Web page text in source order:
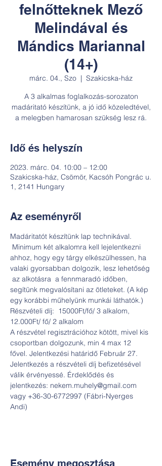
felnőtteknek Mező
Melindával és
Mándics Mariannal
(14+)
márc. 04., Szo
  |
Szakicska-ház
A 3 alkalmas foglalkozás-sorozaton
madáritató készítünk, a jó idő közeledtével,
a melegben hamarosan szükség lesz rá.
Idő és helyszín
2023. márc. 04. 10:00 – 12:00
Szakicska-ház, Csömör, Kacsóh Pongrác u.
1, 2141 Hungary
Az eseményről
Madáritatót készítünk lap technikával.
Minimum két alkalomra kell lejelentkezni
ahhoz, hogy egy tárgy elkészülhessen, ha
valaki gyorsabban dolgozik, lesz lehetőség
az alkotásra  a fennmaradó időben,
segítünk megvalósítani az ötleteket. (A kép
egy korábbi műhelyünk munkái láthatók.)
Részvételi díj:  15000Ft/fő/ 3 alkalom,
12.000Ft/ fő/ 2 alkalom
A részvétel regisztrációhoz kötött, mivel kis
csoportban dolgozunk, min 4 max 12
fővel. Jelentkezési határidő Február 27.
Jelentkezés a részvételi díj befizetésével
válik érvényessé. Érdeklődés és
jelentkezés: nekem.muhely@gmail.com
vagy +36-30-6772997 (Fábri-Nyerges
Andi)
Esemény megosztása